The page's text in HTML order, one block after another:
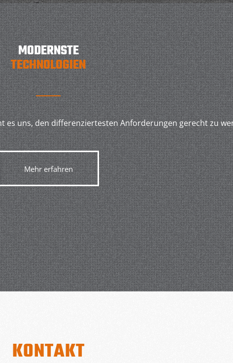
MODERNSTE
TECHNOLOGIEN
es uns, den differenziertesten Anforderungen gerecht zu
Mehr erfahren
KONTAKT